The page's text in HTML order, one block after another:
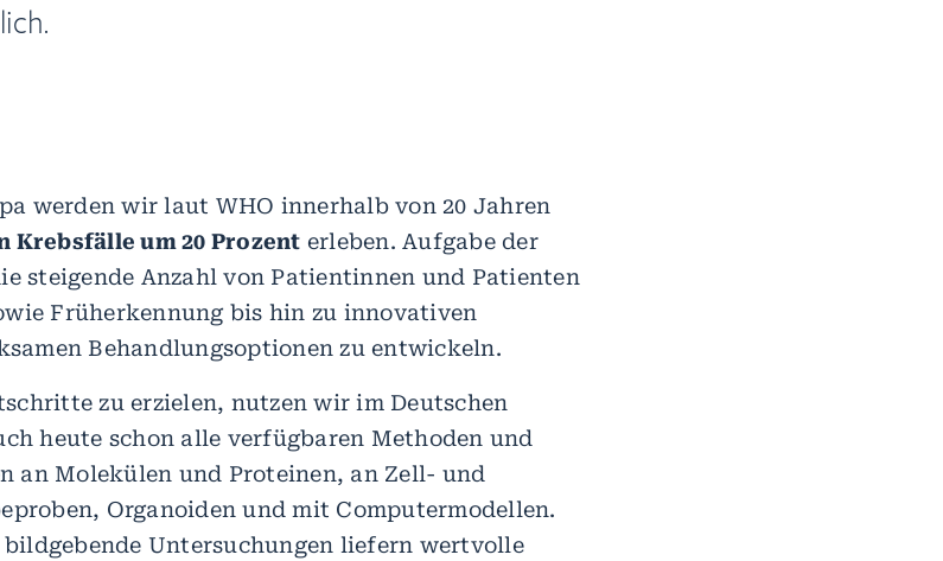
werden wir laut WHO innerhalb von 20 Jahren
Krebsfälle um 20 Prozent erleben. Aufgabe der
steigende Anzahl von Patientinnen und Patienten
Früherkennung bis hin zu innovativen
Behandlungsoptionen zu entwickeln.
zu erzielen, nutzen wir im Deutschen
heute schon alle verfügbaren Methoden und
an Molekülen und Proteinen, an Zell- und
Organoiden und mit Computermodellen.
Untersuchungen liefern wertvolle